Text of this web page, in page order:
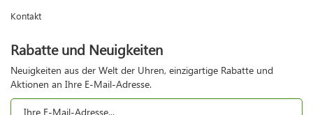
Kontakt
Rabatte und Neuigkeiten
Neuigkeiten aus der Welt der Uhren, einzigartige Rabatte und
Aktionen an Ihre E-Mail-Adresse.